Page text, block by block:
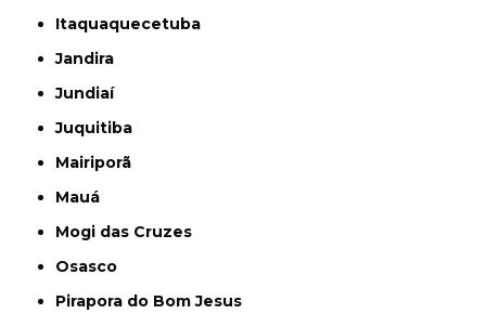
Itaquaquecetuba
Jandira
Jundiaí
Juquitiba
Mairiporã
Mauá
Mogi das Cruzes
Osasco
Pirapora do Bom Jesus